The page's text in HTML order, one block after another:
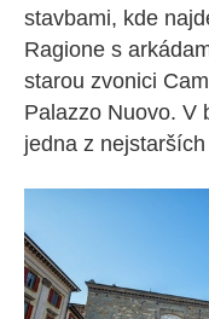
stavbami, kde
Ragione s
starou zvonici
Palazzo Nuovo. V
jedna z